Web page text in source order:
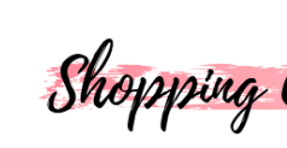
contenu